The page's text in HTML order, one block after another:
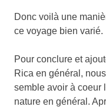
Donc voilà une
ce voyage bien varié.
Pour conclure et
Rica en général,
semble avoir à coeur
nature en général.